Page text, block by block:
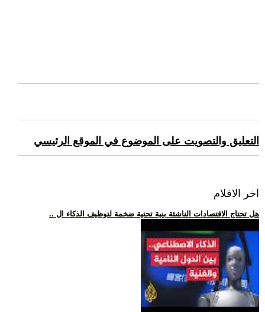
التعليق والتصويت على الموضوع في الموقع الرئيسي
اخر الافلام
.. هل تحتاج الاقتصادات الناشئة بنية تحتية ضخمة لتوظيف الذكاء ال